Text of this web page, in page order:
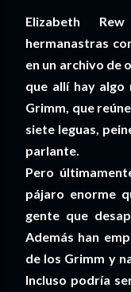
Elizabeth
hermanastras
en un archivo de
que allí hay algo
Grimm, que
siete leguas,
parlante.
Pero
pájaro enorme
gente que
Además han
de los Grimm y
Incluso podría